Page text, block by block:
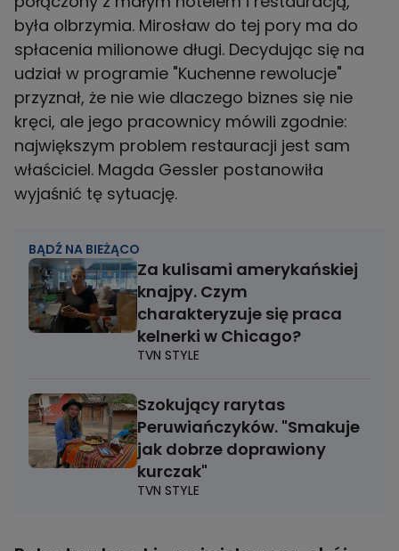
była olbrzymia. Mirosław do tej pory ma do
spłacenia milionowe długi. Decydując się na
udział w programie "Kuchenne rewolucje"
przyznał, że nie wie dlaczego biznes się nie
kręci, ale jego pracownicy mówili zgodnie:
największym problem restauracji jest sam
właściciel. Magda Gessler postanowiła
wyjaśnić tę sytuację.
BĄDŹ NA BIEŻĄCO
Za kulisami amerykańskiej
knajpy. Czym
charakteryzuje się praca
kelnerki w Chicago?
TVN STYLE
Szokujący rarytas
Peruwiańczyków. "Smakuje
jak dobrze doprawiony
kurczak"
TVN STYLE